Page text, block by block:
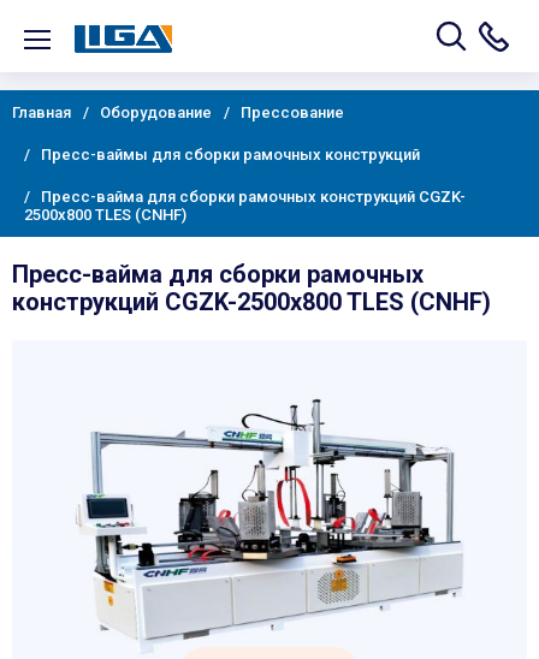
Главная Оборудование Прессование
Пресс-ваймы для сборки рамочных конструкций
Пресс-вайма для сборки рамочных конструкций CGZK-
2500x800 TLES (CNHF)
Пресс-вайма для сборки рамочных
конструкций CGZK-2500x800 TLES (CNHF)